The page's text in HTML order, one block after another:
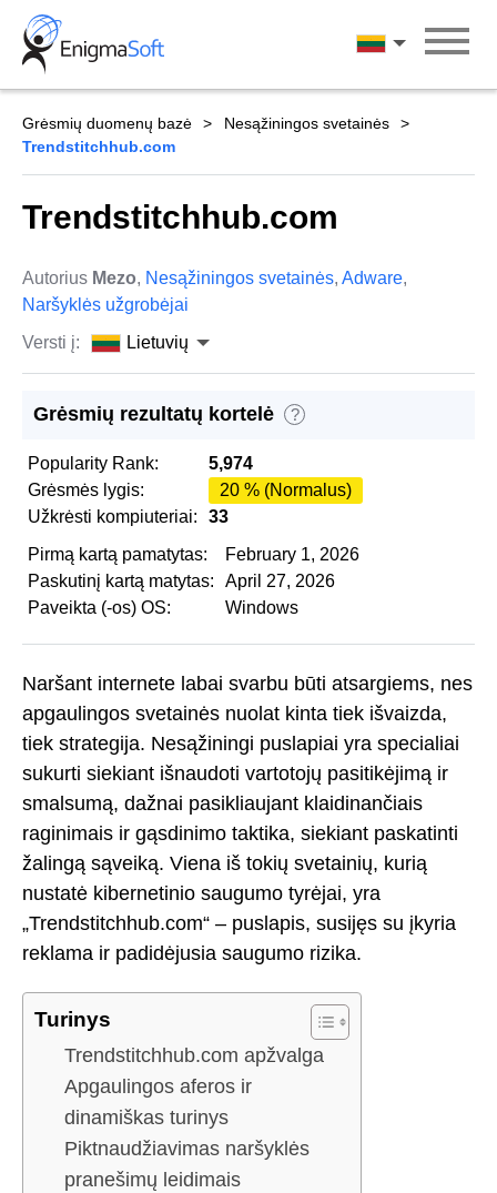
Skip
content
Lietuvių
Grėsmių duomenų bazė
Nesąžiningos svetainės
Trendstitchhub.com
Trendstitchhub.com
Autorius Mezo, Nesąžiningos svetainės, Adware,
Naršyklės užgrobėjai
Versti į:
Lietuvių
Grėsmių rezultatų kortelė ?
Popularity Rank:
5,974
Grėsmės lygis:
20 % (Normalus)
Užkrėsti kompiuteriai:
33
Pirmą kartą pamatytas:
February 1, 2026
Paskutinį kartą matytas:
April 27, 2026
Paveikta (-os) OS:
Windows
Naršant internete labai svarbu būti atsargiems, nes
apgaulingos svetainės nuolat kinta tiek išvaizda,
tiek strategija. Nesąžiningi puslapiai yra specialiai
sukurti siekiant išnaudoti vartotojų pasitikėjimą ir
smalsumą, dažnai pasikliaujant klaidinančiais
raginimais ir gąsdinimo taktika, siekiant paskatinti
žalingą sąveiką. Viena iš tokių svetainių, kurią
nustatė kibernetinio saugumo tyrėjai, yra
„Trendstitchhub.com“ – puslapis, susijęs su įkyria
reklama ir padidėjusia saugumo rizika.
Turinys
Trendstitchhub.com apžvalga
Apgaulingos aferos ir
dinamiškas turinys
Piktnaudžiavimas naršyklės
pranešimų leidimais